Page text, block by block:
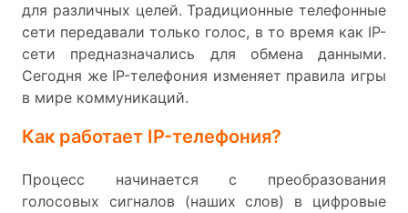
для различных целей. Традиционные телефонные
сети передавали только голос, в то время как IP-
сети предназначались для обмена данными.
Сегодня же IP-телефония изменяет правила игры
в мире коммуникаций.
Как работает IP-телефония?
Процесс начинается с преобразования
голосовых сигналов (наших слов) в цифровые